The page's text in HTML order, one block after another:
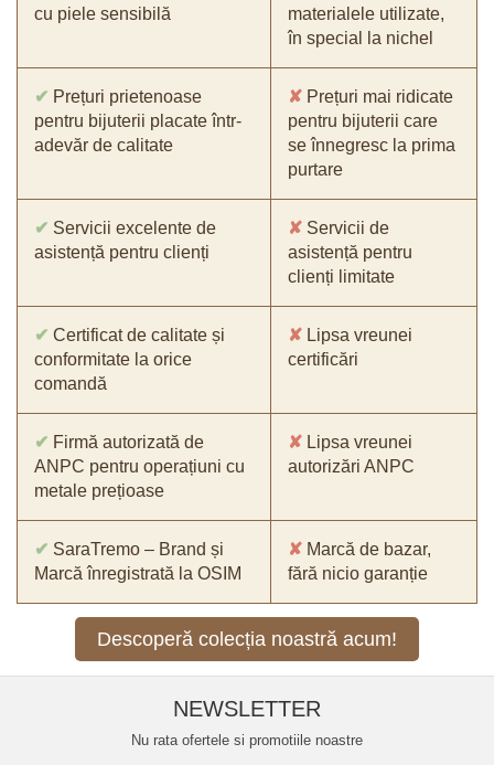
cu piele sensibilă
materialele utilizate,
în special la nichel
✔ Prețuri prietenoase
pentru bijuterii placate într-
adevăr de calitate
✘ Prețuri mai ridicate
pentru bijuterii care
se înnegresc la prima
purtare
✔ Servicii excelente de
asistență pentru clienți
✘ Servicii de
asistență pentru
clienți limitate
✔ Certificat de calitate și
conformitate la orice
comandă
✘ Lipsa vreunei
certificări
✔ Firmă autorizată de
ANPC pentru operațiuni cu
metale prețioase
✘ Lipsa vreunei
autorizări ANPC
✔ SaraTremo – Brand și
Marcă înregistrată la OSIM
✘ Marcă de bazar,
fără nicio garanție
Descoperă colecția noastră acum!
NEWSLETTER
Nu rata ofertele si promotiile noastre